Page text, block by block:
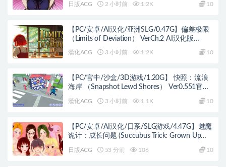
日版ACG 2 小时前 1.2K 10
【PC/安卓/AI汉化/亚洲SLG/0.47G】偏差极限
（Limits of Deviation） VerCh.2 AI汉化版
漢化ACG 3 小时前 1.2K 10
【PC/官中/沙盒/3D游戏/1.20G】 快照：流浪
海岸 （Snapshot Lewd Shores） Ver0.551官中
漢化ACG 3 小时前 1.1K 10
【PC/安卓/AI汉化/日系/SLG游戏/4.47G】魅魔
诡计：成长问题 (Succubus Trick: Grown Up
Problem) Ver0.9.7 AI汉化版+PC+安卓+日系SLG
游戏+4.47G
日版ACG 53 分前 106 10